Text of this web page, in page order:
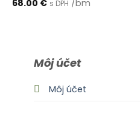
68.00 € s DPH /bm
Môj účet
Môj účet